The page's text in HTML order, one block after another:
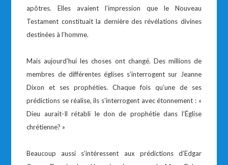
apôtres. Elles avaient l’impression que le Nouveau
Testament constituait la dernière des révélations divines
destinées à l’homme.
Mais aujourd’hui les choses ont changé. Des millions de
membres de différentes églises s’interrogent sur Jeanne
Dixon et ses prophéties. Chaque fois qu’une de ses
prédictions se réalise, ils s’interrogent avec étonnement : «
Dieu aurait-Il rétabli le don de prophétie dans l’Église
chrétienne? »
Beaucoup aussi s’intéressent aux prédictions d’Edgar